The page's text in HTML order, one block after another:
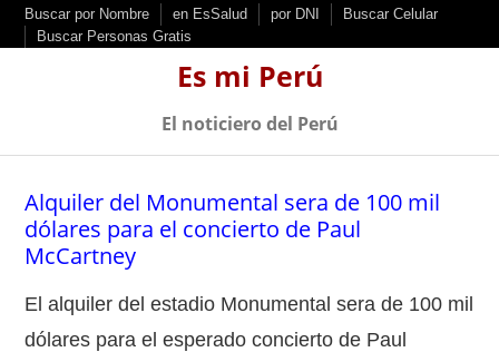
k
Buscar por Nombre en EsSalud por DNI
Buscar Celular
Buscar Personas Gratis
Es mi Perú
El noticiero del Perú
Alquiler del Monumental sera de 100 mil
dólares para el concierto de Paul
McCartney
El alquiler del estadio Monumental sera de 100 mil
dólares para el esperado concierto de Paul